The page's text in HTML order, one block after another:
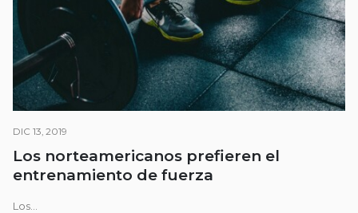
DIC 13, 2019
Los norteamericanos prefieren el
entrenamiento de fuerza
Los...